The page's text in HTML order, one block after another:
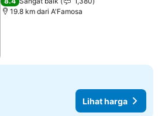
19.8 km dari A'Famosa
Lihat harga